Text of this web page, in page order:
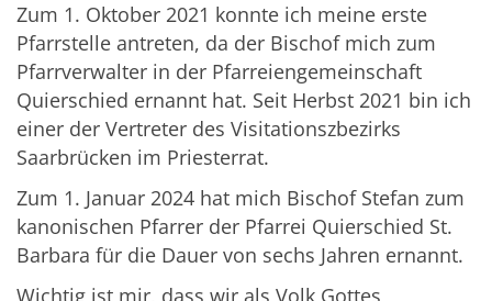
Zum 1. Oktober 2021 konnte ich meine erste
Pfarrstelle antreten, da der Bischof mich zum
Pfarrverwalter in der Pfarreiengemeinschaft
Quierschied ernannt hat. Seit Herbst 2021 bin ich
einer der Vertreter des Visitationszbezirks
Saarbrücken im Priesterrat.
Zum 1. Januar 2024 hat mich Bischof Stefan zum
kanonischen Pfarrer der Pfarrei Quierschied St.
Barbara für die Dauer von sechs Jahren ernannt.